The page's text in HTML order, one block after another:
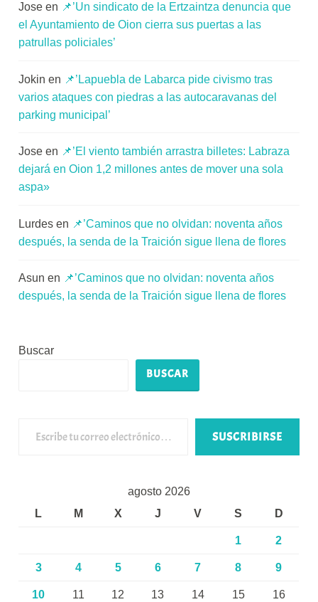
Jose en 📌’Un sindicato de la Ertzaintza denuncia que
el Ayuntamiento de Oion cierra sus puertas a las
patrullas policiales’
Jokin en 📌’Lapuebla de Labarca pide civismo tras
varios ataques con piedras a las autocaravanas del
parking municipal’
Jose en 📌’El viento también arrastra billetes: Labraza
dejará en Oion 1,2 millones antes de mover una sola
aspa»
Lurdes en 📌’Caminos que no olvidan: noventa años
después, la senda de la Traición sigue llena de flores
Asun en 📌’Caminos que no olvidan: noventa años
después, la senda de la Traición sigue llena de flores
Buscar
BUSCAR
SUSCRIBIRSE
agosto 2026
L
M X J V S D
1 2
3 4 5 6 7 8 9
10 11 12 13 14 15 16